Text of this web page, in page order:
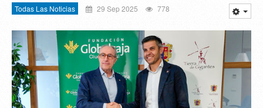
Todas Las Noticias 29 Sep 2025 778